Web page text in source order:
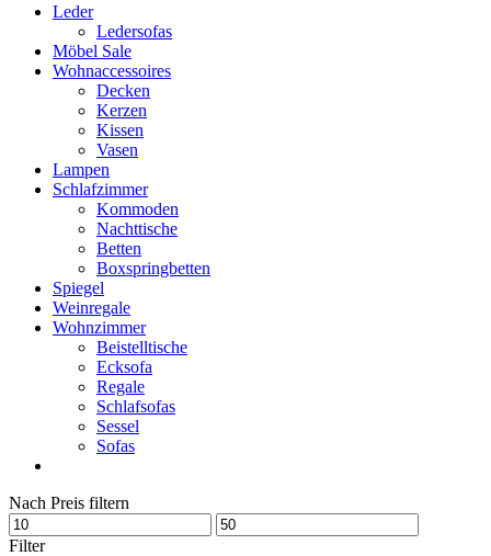
Leder
Ledersofas
Möbel Sale
Wohnaccessoires
Decken
Kerzen
Kissen
Vasen
Lampen
Schlafzimmer
Kommoden
Nachttische
Betten
Boxspringbetten
Spiegel
Weinregale
Wohnzimmer
Beistelltische
Ecksofa
Regale
Schlafsofas
Sessel
Sofas
Nach Preis filtern
Filter